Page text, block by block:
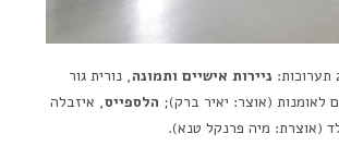
ניירות אישיים ותמונה, נורית גור
לאומנות (אוצר: יאיר ברק); הלספייס, איזבלה
(אוצרת: מיה פרנקל טנא).